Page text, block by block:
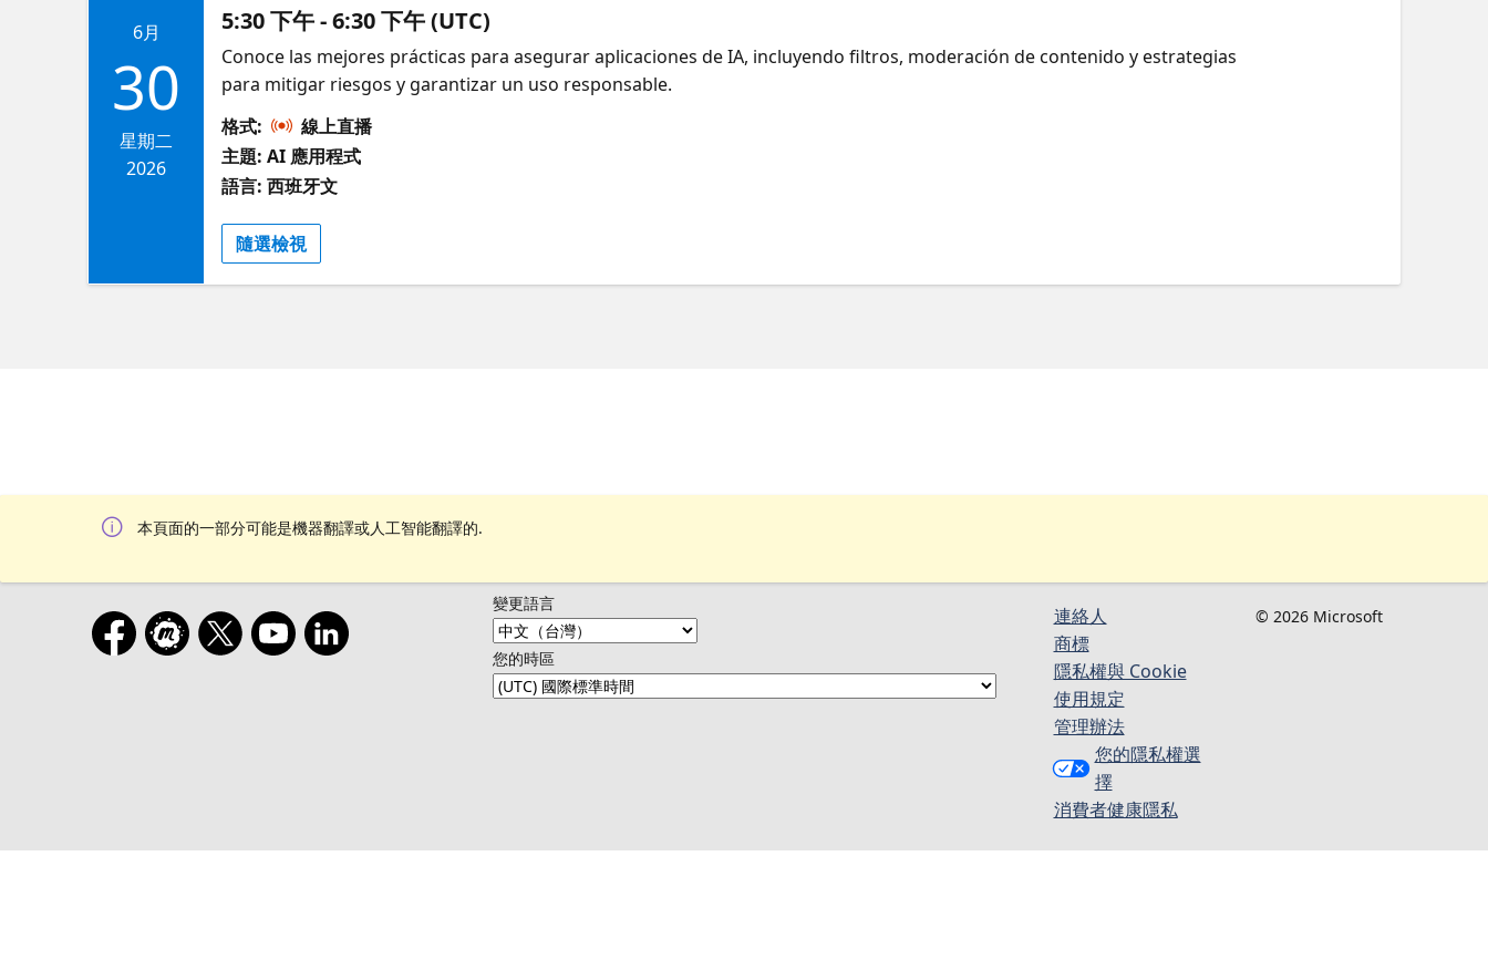
6月
30
星期二
2026
5:30 下午 - 6:30 下午 (UTC)
Conoce las mejores prácticas para asegurar aplicaciones de IA, incluyendo filtros, moderación de contenido y estrategias
para mitigar riesgos y garantizar un uso responsable.
格式:
線上直播
主題: AI 應用程式
語言: 西班牙文
隨選檢視
本頁面的一部分可能是機器翻譯或人工智能翻譯的.
變更語言
您的時區
連絡人​​
商標
隱私權與 Cookie
使用規定
管理辦法
您的隱私權選
擇
消費者健康隱私
© 2026 Microsoft